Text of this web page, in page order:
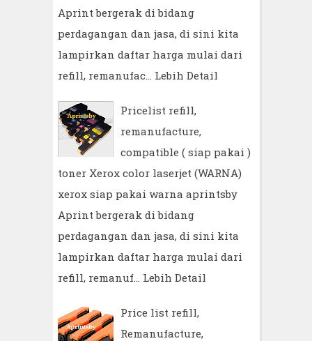
Aprint bergerak di bidang
perdagangan dan jasa, di sini kita
lampirkan daftar harga mulai dari
refill, remanufac…
Lebih Detail
Pricelist refill,
remanufacture,
compatible ( siap pakai )
toner Xerox color laserjet (WARNA)
xerox siap pakai warna aprintsby
Aprint bergerak di bidang
perdagangan dan jasa, di sini kita
lampirkan daftar harga mulai dari
refill, remanuf…
Lebih Detail
Price list refill,
Remanufacture,